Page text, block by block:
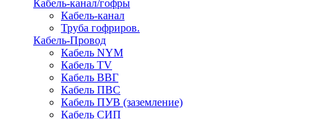
Кабель-канал/гофры
Кабель-канал
Труба гофриров.
Кабель-Провод
Кабель NYM
Кабель TV
Кабель ВВГ
Кабель ПВС
Кабель ПУВ (заземление)
Кабель СИП